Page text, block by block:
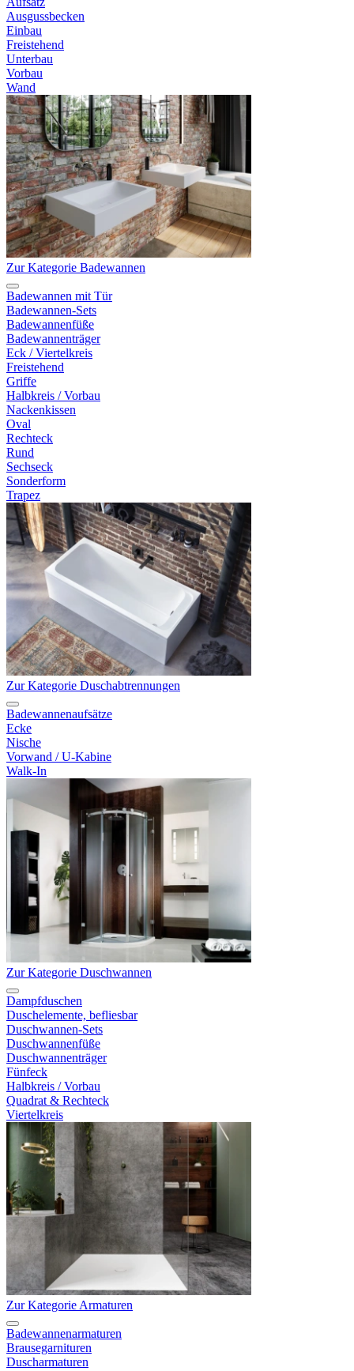
Ausgussbecken
Einbau
Freistehend
Unterbau
Vorbau
Wand
Zur Kategorie Badewannen
Badewannen mit Tür
Badewannen-Sets
Badewannenfüße
Badewannenträger
Eck / Viertelkreis
Freistehend
Griffe
Halbkreis / Vorbau
Nackenkissen
Oval
Rechteck
Rund
Sechseck
Sonderform
Trapez
Zur Kategorie Duschabtrennungen
Badewannenaufsätze
Ecke
Nische
Vorwand / U-Kabine
Walk-In
Zur Kategorie Duschwannen
Dampfduschen
Duschelemente, befliesbar
Duschwannen-Sets
Duschwannenfüße
Duschwannenträger
Fünfeck
Halbkreis / Vorbau
Quadrat & Rechteck
Viertelkreis
Zur Kategorie Armaturen
Badewannenarmaturen
Brausegarnituren
Duscharmaturen